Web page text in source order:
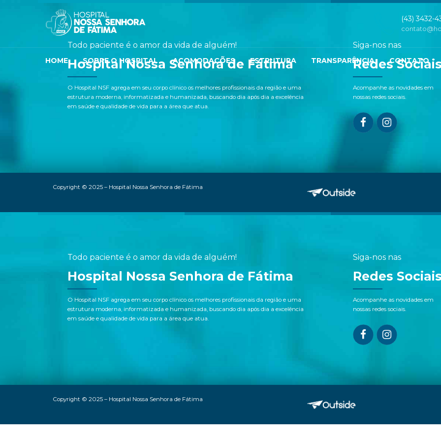
(43) 3432-
HOME SOBRE O HOSPITAL ACOMODAÇÕES ESTRUTURA TRANSPARÊNCIA CONTATO
Todo paciente é o amor da vida de alguém!
Hospital Nossa Senhora de Fátima
O Hospital NSF agrega em seu corpo clínico os melhores profissionais da região e uma
estrutura moderna, informatizada e humanizada, buscando dia após dia a excelência
em saúde e qualidade de vida para a área que atua.
Siga-nos nas
Redes
Acompanhe as novidades em
nossas redes sociais.
Copyright © 2025 – Hospital Nossa Senhora de Fátima
Todo paciente é o amor da vida de alguém!
Hospital Nossa Senhora de Fátima
O Hospital NSF agrega em seu corpo clínico os melhores profissionais da região e uma
estrutura moderna, informatizada e humanizada, buscando dia após dia a excelência
em saúde e qualidade de vida para a área que atua.
Siga-nos nas
Redes
Acompanhe as novidades em
nossas redes sociais.
Copyright © 2025 – Hospital Nossa Senhora de Fátima